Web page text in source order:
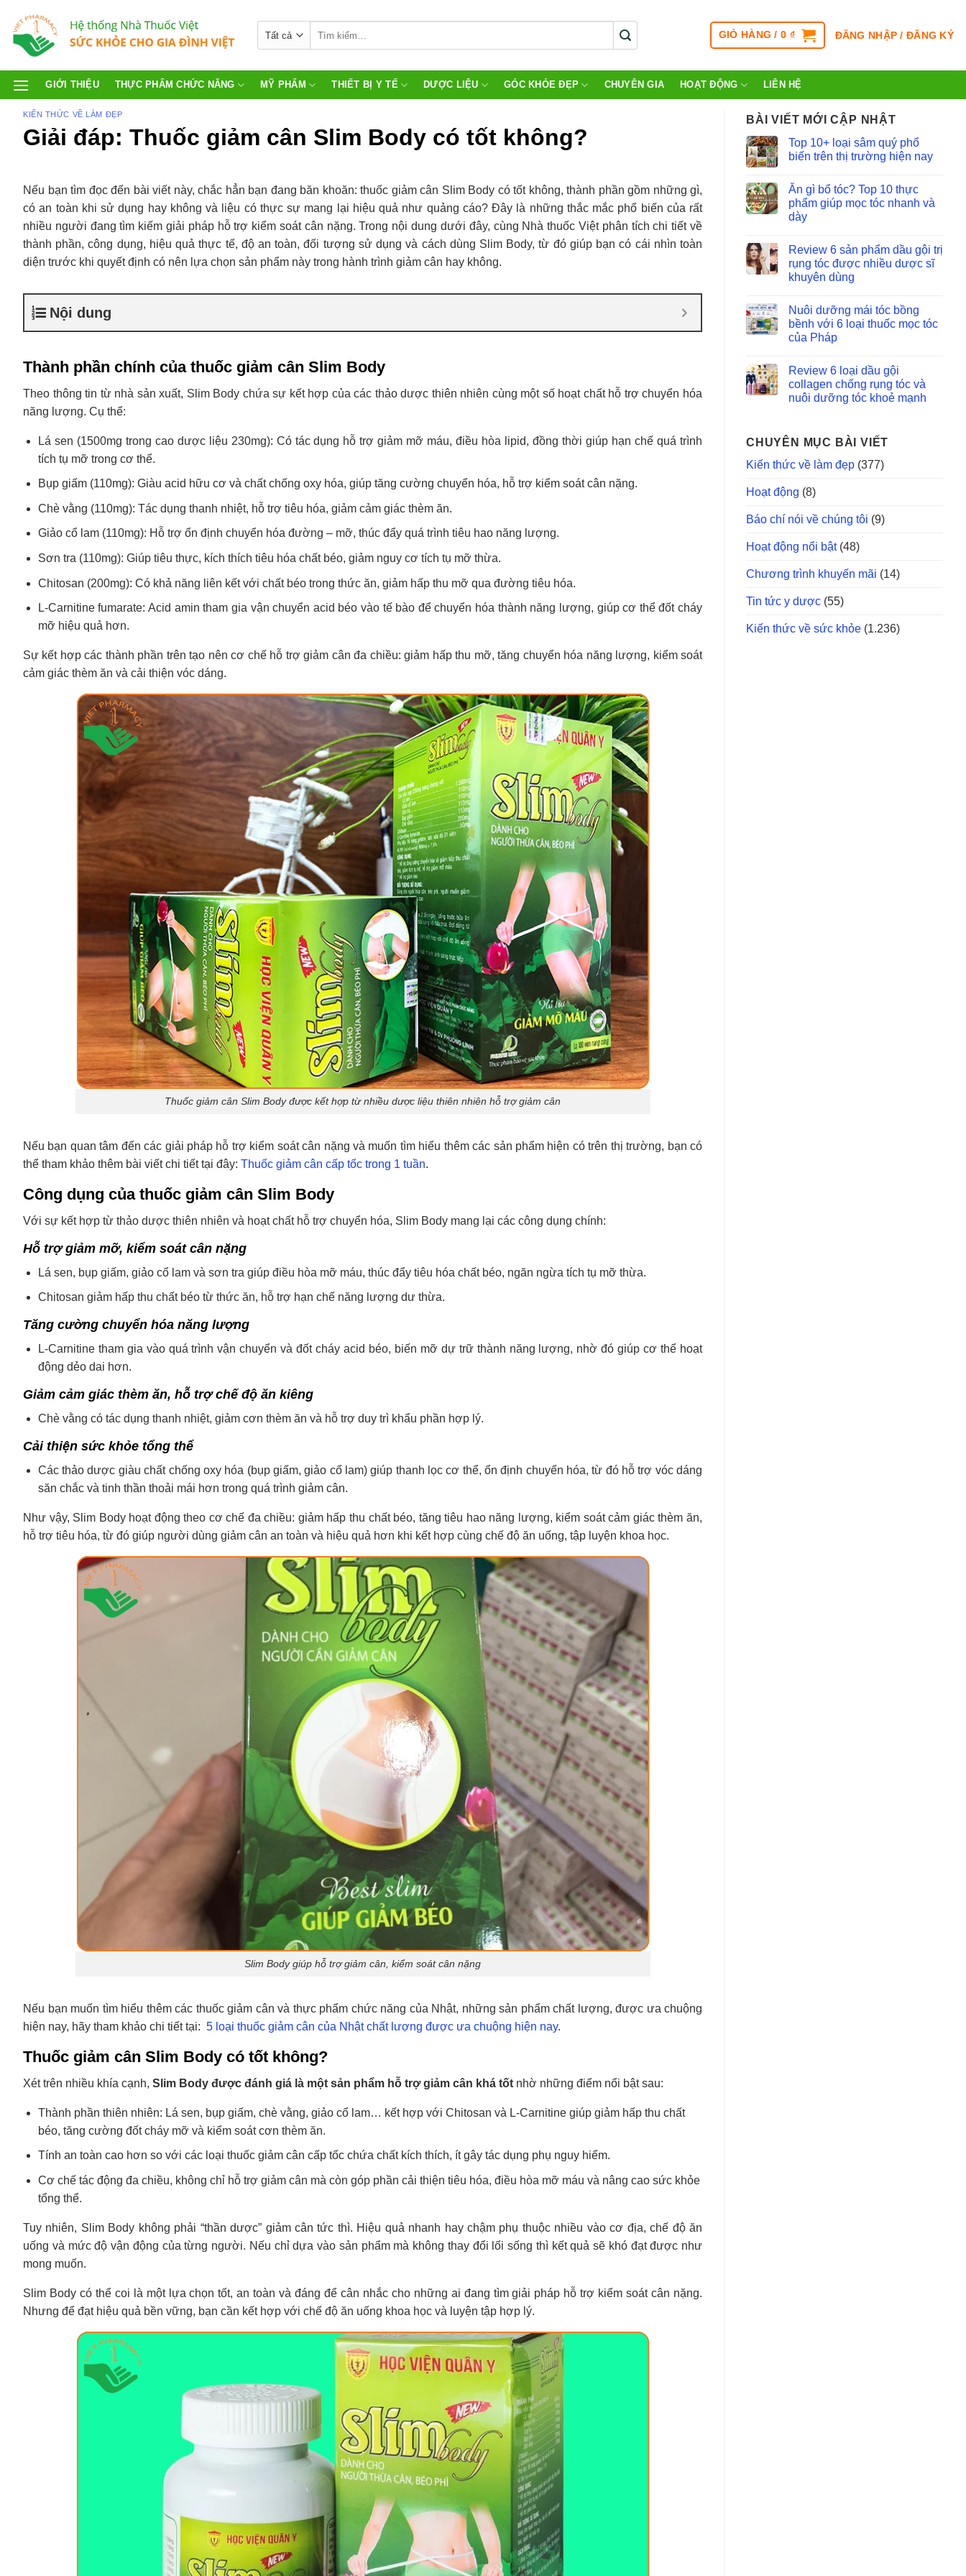
GIỎ HÀNG /0 ₫ ĐĂNG NHẬP / ĐĂNG KÝ
GIỚI THIỆU THỰC PHẨM CHỨC NĂNG MỸ PHẨM THIẾT BỊ Y TẾ DƯỢC LIỆU GÓC KHỎE ĐẸP CHUYÊN GIA HOẠT ĐỘNG LIÊN HỆ
KIẾN THỨC VỀ LÀM ĐẸP
Giải đáp: Thuốc giảm cân Slim Body có tốt không?
Nếu bạn tìm đọc đến bài viết này, chắc hẳn bạn đang băn khoăn: thuốc giảm cân Slim Body có tốt không, thành phần gồm những gì,
có an toàn khi sử dụng hay không và liệu có thực sự mang lại hiệu quả như quảng cáo? Đây là những thắc mắc phổ biến của rất
nhiều người đang tìm kiếm giải pháp hỗ trợ kiểm soát cân nặng. Trong nội dung dưới đây, cùng Nhà thuốc Việt phân tích chi tiết về
thành phần, công dụng, hiệu quả thực tế, độ an toàn, đối tượng sử dụng và cách dùng Slim Body, từ đó giúp bạn có cái nhìn toàn
diện trước khi quyết định có nên lựa chọn sản phẩm này trong hành trình giảm cân hay không.
Nội dung
Thành phần chính của thuốc giảm cân Slim Body
Theo thông tin từ nhà sản xuất, Slim Body chứa sự kết hợp của các thảo dược thiên nhiên cùng một số hoạt chất hỗ trợ chuyển hóa
năng lượng. Cụ thể:
Lá sen (1500mg trong cao dược liệu 230mg): Có tác dụng hỗ trợ giảm mỡ máu, điều hòa lipid, đồng thời giúp hạn chế quá trình
tích tụ mỡ trong cơ thể.
Bụp giấm (110mg): Giàu acid hữu cơ và chất chống oxy hóa, giúp tăng cường chuyển hóa, hỗ trợ kiểm soát cân nặng.
Chè vằng (110mg): Tác dụng thanh nhiệt, hỗ trợ tiêu hóa, giảm cảm giác thèm ăn.
Giảo cổ lam (110mg): Hỗ trợ ổn định chuyển hóa đường – mỡ, thúc đẩy quá trình tiêu hao năng lượng.
Sơn tra (110mg): Giúp tiêu thực, kích thích tiêu hóa chất béo, giảm nguy cơ tích tụ mỡ thừa.
Chitosan (200mg): Có khả năng liên kết với chất béo trong thức ăn, giảm hấp thu mỡ qua đường tiêu hóa.
L-Carnitine fumarate: Acid amin tham gia vận chuyển acid béo vào tế bào để chuyển hóa thành năng lượng, giúp cơ thể đốt cháy
mỡ hiệu quả hơn.
Sự kết hợp các thành phần trên tạo nên cơ chế hỗ trợ giảm cân đa chiều: giảm hấp thu mỡ, tăng chuyển hóa năng lượng, kiểm soát
cảm giác thèm ăn và cải thiện vóc dáng.
Thuốc giảm cân Slim Body được kết hợp từ nhiều dược liệu thiên nhiên hỗ trợ giảm cân
Nếu bạn quan tâm đến các giải pháp hỗ trợ kiểm soát cân nặng và muốn tìm hiểu thêm các sản phẩm hiện có trên thị trường, bạn có
thể tham khảo thêm bài viết chi tiết tại đây: Thuốc giảm cân cấp tốc trong 1 tuần.
Công dụng của thuốc giảm cân Slim Body
Với sự kết hợp từ thảo dược thiên nhiên và hoạt chất hỗ trợ chuyển hóa, Slim Body mang lại các công dụng chính:
Hỗ trợ giảm mỡ, kiểm soát cân nặng
Lá sen, bụp giấm, giảo cổ lam và sơn tra giúp điều hòa mỡ máu, thúc đẩy tiêu hóa chất béo, ngăn ngừa tích tụ mỡ thừa.
Chitosan giảm hấp thu chất béo từ thức ăn, hỗ trợ hạn chế năng lượng dư thừa.
Tăng cường chuyển hóa năng lượng
L-Carnitine tham gia vào quá trình vận chuyển và đốt cháy acid béo, biến mỡ dự trữ thành năng lượng, nhờ đó giúp cơ thể hoạt
động dẻo dai hơn.
Giảm cảm giác thèm ăn, hỗ trợ chế độ ăn kiêng
Chè vằng có tác dụng thanh nhiệt, giảm cơn thèm ăn và hỗ trợ duy trì khẩu phần hợp lý.
Cải thiện sức khỏe tổng thể
Các thảo dược giàu chất chống oxy hóa (bụp giấm, giảo cổ lam) giúp thanh lọc cơ thể, ổn định chuyển hóa, từ đó hỗ trợ vóc dáng
săn chắc và tinh thần thoải mái hơn trong quá trình giảm cân.
Như vậy, Slim Body hoạt động theo cơ chế đa chiều: giảm hấp thu chất béo, tăng tiêu hao năng lượng, kiểm soát cảm giác thèm ăn,
hỗ trợ tiêu hóa, từ đó giúp người dùng giảm cân an toàn và hiệu quả hơn khi kết hợp cùng chế độ ăn uống, tập luyện khoa học.
Slim Body giúp hỗ trợ giảm cân, kiểm soát cân nặng
Nếu bạn muốn tìm hiểu thêm các thuốc giảm cân và thực phẩm chức năng của Nhật, những sản phẩm chất lượng, được ưa chuộng
hiện nay, hãy tham khảo chi tiết tại: 5 loại thuốc giảm cân của Nhật chất lượng được ưa chuộng hiện nay.
Thuốc giảm cân Slim Body có tốt không?
Xét trên nhiều khía cạnh, Slim Body được đánh giá là một sản phẩm hỗ trợ giảm cân khá tốt nhờ những điểm nổi bật sau:
Thành phần thiên nhiên: Lá sen, bụp giấm, chè vằng, giảo cổ lam… kết hợp với Chitosan và L-Carnitine giúp giảm hấp thu chất
béo, tăng cường đốt cháy mỡ và kiểm soát cơn thèm ăn.
Tính an toàn cao hơn so với các loại thuốc giảm cân cấp tốc chứa chất kích thích, ít gây tác dụng phụ nguy hiểm.
Cơ chế tác động đa chiều, không chỉ hỗ trợ giảm cân mà còn góp phần cải thiện tiêu hóa, điều hòa mỡ máu và nâng cao sức khỏe
tổng thể.
Tuy nhiên, Slim Body không phải “thần dược” giảm cân tức thì. Hiệu quả nhanh hay chậm phụ thuộc nhiều vào cơ địa, chế độ ăn
uống và mức độ vận động của từng người. Nếu chỉ dựa vào sản phẩm mà không thay đổi lối sống thì kết quả sẽ khó đạt được như
mong muốn.
Slim Body có thể coi là một lựa chọn tốt, an toàn và đáng để cân nhắc cho những ai đang tìm giải pháp hỗ trợ kiểm soát cân nặng.
Nhưng để đạt hiệu quả bền vững, bạn cần kết hợp với chế độ ăn uống khoa học và luyện tập hợp lý.
BÀI VIẾT MỚI CẬP NHẬT
Top 10+ loại sâm quý phổ
biến trên thị trường hiện nay
Ăn gì bổ tóc? Top 10 thực
phẩm giúp mọc tóc nhanh và
dày
Review 6 sản phẩm dầu gội trị
rụng tóc được nhiều dược sĩ
khuyên dùng
Nuôi dưỡng mái tóc bồng
bềnh với 6 loại thuốc mọc tóc
của Pháp
Review 6 loại dầu gội
collagen chống rụng tóc và
nuôi dưỡng tóc khoẻ mạnh
CHUYÊN MỤC BÀI VIẾT
Kiến thức về làm đẹp (377)
Hoạt động (8)
Báo chí nói về chúng tôi (9)
Hoạt động nổi bật(48)
Chương trình khuyến mãi (14)
Tin tức y dược (55)
Kiến thức về sức khỏe (1.236)